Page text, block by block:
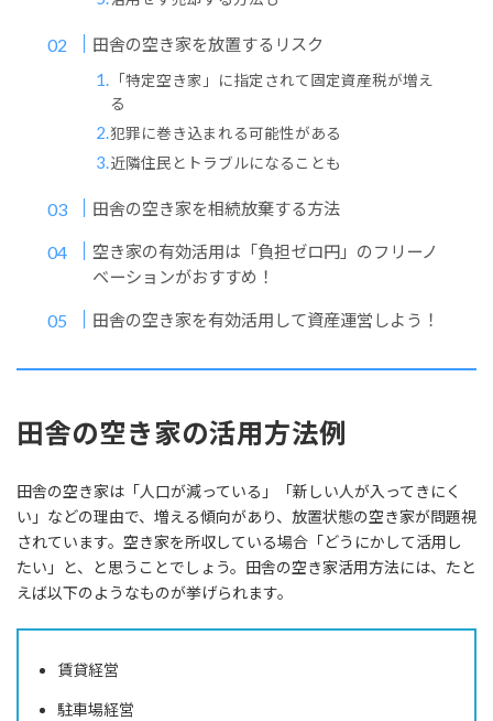
田舎の空き家を放置するリスク
「特定空き家」に指定されて固定資産税が増え
る
犯罪に巻き込まれる可能性がある
近隣住民とトラブルになることも
田舎の空き家を相続放棄する方法
空き家の有効活用は「負担ゼロ円」のフリーノ
ベーションがおすすめ！
田舎の空き家を有効活用して資産運営しよう！
田舎の空き家の活用方法例
田舎の空き家は「人口が減っている」「新しい人が入ってきにく
い」などの理由で、増える傾向があり、放置状態の空き家が問題視
されています。空き家を所収している場合「どうにかして活用し
たい」と、と思うことでしょう。田舎の空き家活用方法には、たと
えば以下のようなものが挙げられます。
賃貸経営
駐車場経営